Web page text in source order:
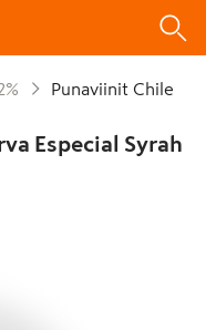
Punaviinit Chile
Especial Syrah